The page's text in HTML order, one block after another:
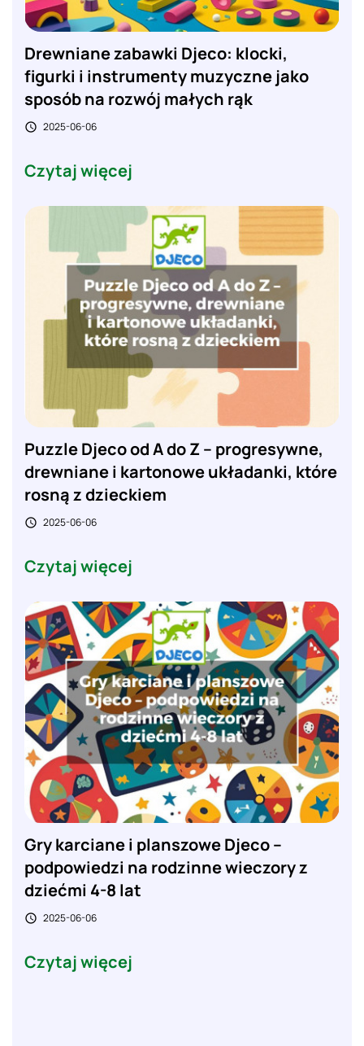
Drewniane zabawki Djeco: klocki,
figurki i instrumenty muzyczne jako
sposób na rozwój małych rąk
 2025-06-06
Czytaj więcej
Puzzle Djeco od A do Z – progresywne,
drewniane i kartonowe układanki, które
rosną z dzieckiem
 2025-06-06
Czytaj więcej
Gry karciane i planszowe Djeco –
podpowiedzi na rodzinne wieczory z
dziećmi 4-8 lat
 2025-06-06
Czytaj więcej